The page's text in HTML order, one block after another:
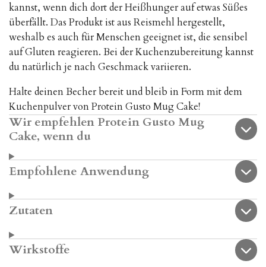
kannst, wenn dich dort der Heißhunger auf etwas Süßes
überfällt. Das Produkt ist aus Reismehl hergestellt,
weshalb es auch für Menschen geeignet ist, die sensibel
auf Gluten reagieren. Bei der Kuchenzubereitung kannst
du natürlich je nach Geschmack variieren.
Halte deinen Becher bereit und bleib in Form mit dem
Kuchenpulver von Protein Gusto Mug Cake!
Wir empfehlen Protein Gusto Mug
Cake, wenn du
Empfohlene Anwendung
Zutaten
Wirkstoffe